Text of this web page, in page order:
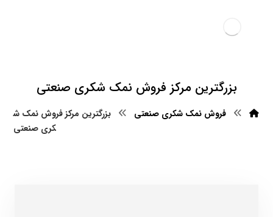
بزرگترین مرکز فروش نمک شکری صنعتی
فروش نمک شکری صنعتی
بزرگترین مرکز فروش نمک ش
کری صنعتی